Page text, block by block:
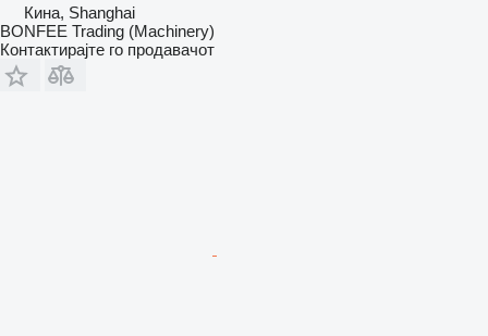
Кина, Shanghai
BONFEE Trading (Machinery)
Контактирајте го продавачот